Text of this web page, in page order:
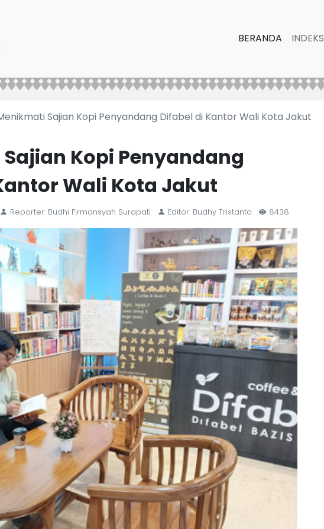
BERANDA INDEKS
Sajian Kopi Penyandang Difabel di Kantor Wali Kota Jakut
Kopi Penyandang
Wali Kota Jakut
Reporter: Budhi Firmansyah Surapati Editor: Budhy Tristanto 8438